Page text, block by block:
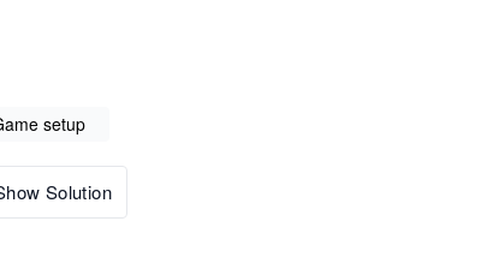
setup
Solution